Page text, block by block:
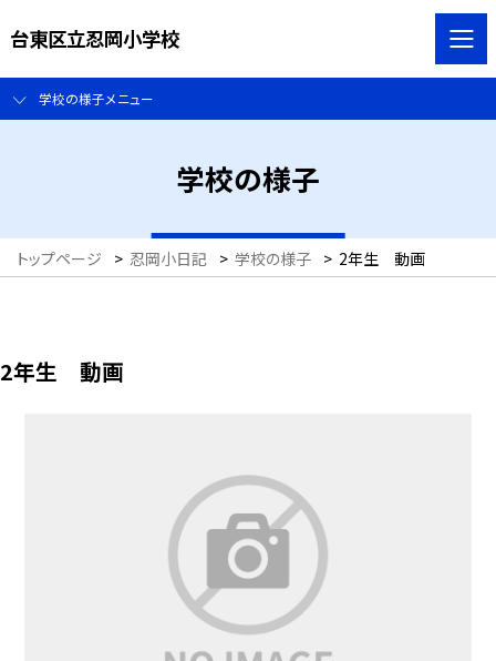
台東区立忍岡小学校
学校の様子メニュー
学校の様子
トップページ > 忍岡小日記 > 学校の様子 > 2年生 動画
2年生 動画